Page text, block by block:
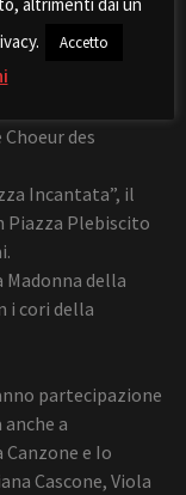
in
Municipio del 20°
des
Incantata”, il
Piazza Plebiscito
Madonna della
i cori della
partecipazione
a
e Io
Cascone, Viola
altrimenti dai un
Accetto